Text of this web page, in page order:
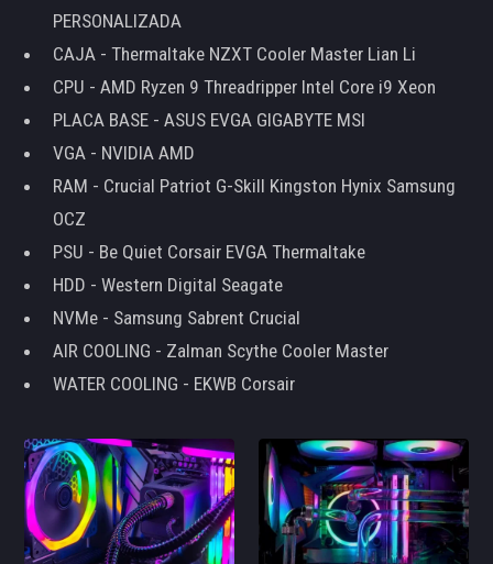
PERSONALIZADA
CAJA - Thermaltake NZXT Cooler Master Lian Li
CPU - AMD Ryzen 9 Threadripper Intel Core i9 Xeon
PLACA BASE - ASUS EVGA GIGABYTE MSI
VGA - NVIDIA AMD
RAM - Crucial Patriot G-Skill Kingston Hynix Samsung
OCZ
PSU - Be Quiet Corsair EVGA Thermaltake
HDD - Western Digital Seagate
NVMe - Samsung Sabrent Crucial
AIR COOLING - Zalman Scythe Cooler Master
WATER COOLING - EKWB Corsair